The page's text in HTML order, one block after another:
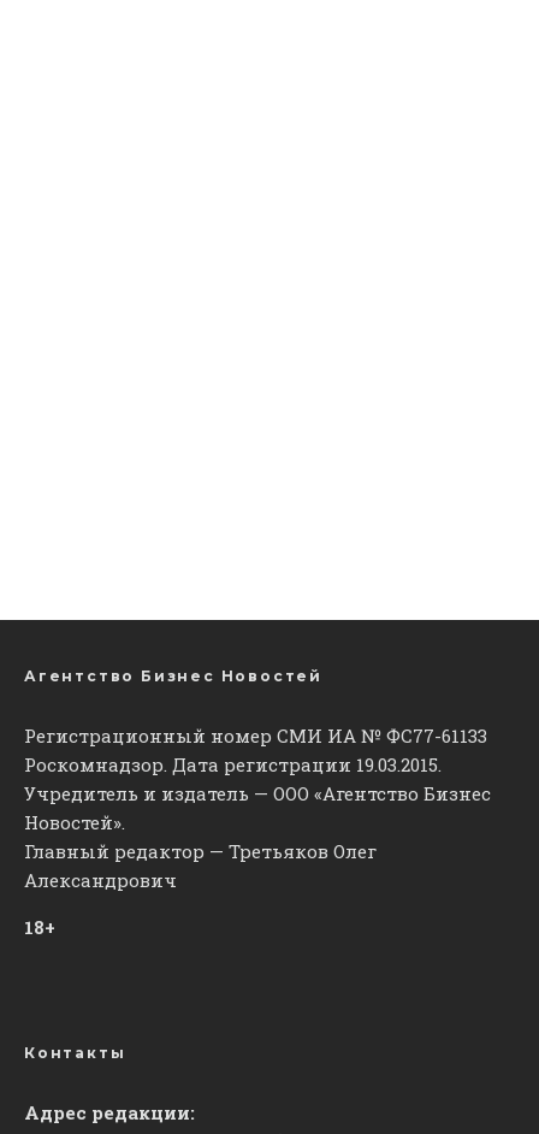
Агентство Бизнес Новостей
Регистрационный номер СМИ ИА № ФС77-61133
Роскомнадзор. Дата регистрации 19.03.2015.
Учредитель и издатель — ООО «Агентство Бизнес
Новостей».
Главный редактор — Третьяков Олег
Александрович
18+
Контакты
Адрес редакции: